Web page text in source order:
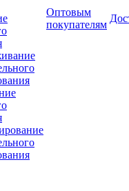
Оптовым
покупателям